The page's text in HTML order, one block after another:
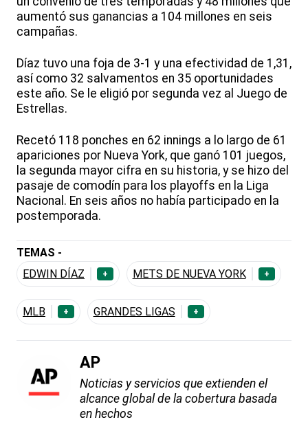
aumentó sus ganancias a 104 millones en seis
campañas.
Díaz tuvo una foja de 3-1 y una efectividad de 1,31,
así como 32 salvamentos en 35 oportunidades
este año. Se le eligió por segunda vez al Juego de
Estrellas.
Recetó 118 ponches en 62 innings a lo largo de 61
apariciones por Nueva York, que ganó 101 juegos,
la segunda mayor cifra en su historia, y se hizo del
pasaje de comodín para los playoffs en la Liga
Nacional. En seis años no había participado en la
postemporada.
TEMAS -
EDWIN DÍAZ
+ METS DE NUEVA YORK +
MLB + GRANDES LIGAS +
AP
Noticias y servicios que extienden el
alcance global de la cobertura basada
en hechos